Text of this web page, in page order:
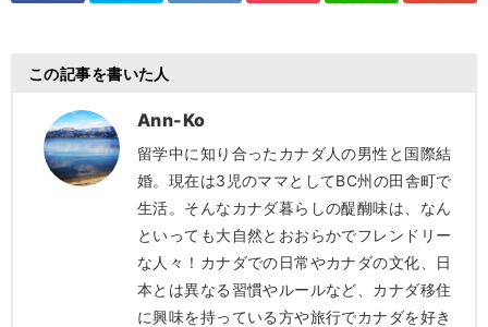
この記事を書いた人
Ann-Ko
留学中に知り合ったカナダ人の男性と国際結
婚。現在は3児のママとしてBC州の田舎町で
生活。そんなカナダ暮らしの醍醐味は、なん
といっても大自然とおおらかでフレンドリー
な人々！カナダでの日常やカナダの文化、日
本とは異なる習慣やルールなど、カナダ移住
に興味を持っている方や旅行でカナダを好き